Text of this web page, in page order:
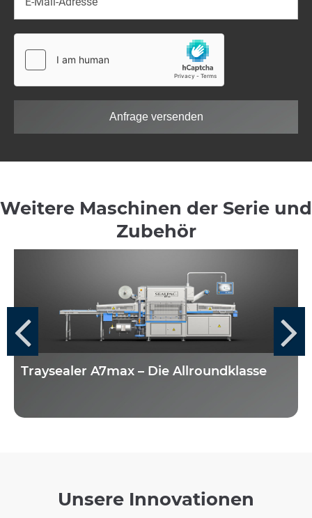
Anfrage versenden
Weitere Maschinen der Serie und
Zubehör
Traysealer A7max – Die Allroundklasse
Unsere Innovationen